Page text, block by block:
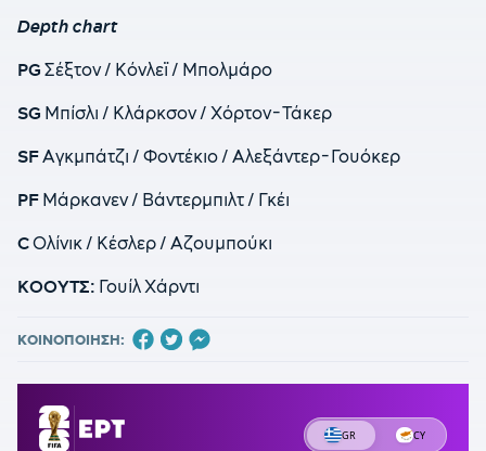
Depth chart
PG Σέξτον / Κόνλεϊ / Μπολμάρο
SG Μπίσλι / Κλάρκσον / Χόρτον-Τάκερ
SFΑγκμπάτζι / Φοντέκιο / Αλεξάντερ-Γουόκερ
PF Μάρκανεν / Βάντερμπιλτ / Γκέι
CΟλίνικ / Κέσλερ / Αζουμπούκι
ΚΟΟΥΤΣ: Γουίλ Χάρντι
ΚΟΙΝΟΠΟΙΗΣΗ: